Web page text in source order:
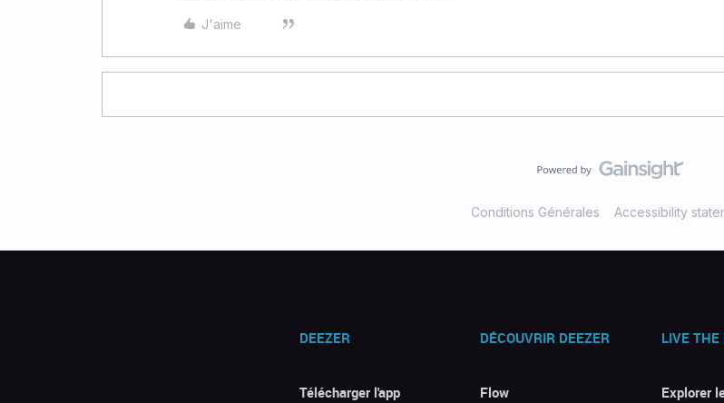
J'aime
Conditions Générales Accessibility
DEEZER
Télécharger l'app
DÉCOUVRIR DEEZER
Flow
LIVE THE
Explorer